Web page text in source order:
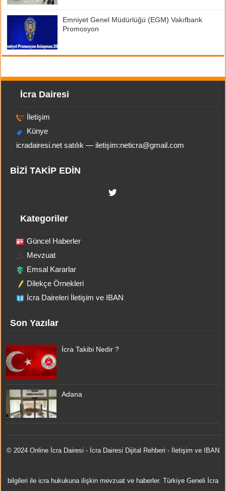
Emniyet Genel Müdürlüğü (EGM) Vakıfbank
Promosyon
İcra Dairesi
İletişim
Künye
icradairesi.net satılık — iletişim:neticra@gmail.com
BİZİ TAKİP EDİN
Kategoriler
Güncel Haberler
Mevzuat
Emsal Kararlar
Dilekçe Örnekleri
İcra Daireleri İletişim ve IBAN
Son Yazılar
İcra Takibi Nedir ?
Adana
© 2024 Online İcra Dairesi - İcra Dairesi Dijital Rehberi - İletişim ve IBAN
bilgileri ile icra hukukuna ilişkin mevzuat ve haberler. Türkiye Geneli İcra